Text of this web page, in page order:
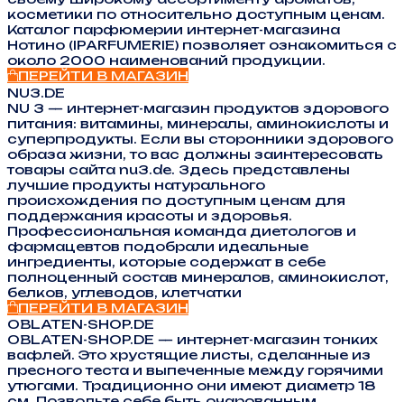
косметики по относительно доступным ценам.
Каталог парфюмерии интернет-магазина
Нотино (IPARFUMERIE) позволяет ознакомиться с
около 2000 наименований продукции.
ПЕРЕЙТИ В МАГАЗИН
NU3.DE
NU 3 — интернет-магазин продуктов здорового
питания: витамины, минералы, аминокислоты и
суперпродукты. Если вы сторонники здорового
образа жизни, то вас должны заинтересовать
товары сайта nu3.de. Здесь представлены
лучшие продукты натурального
происхождения по доступным ценам для
поддержания красоты и здоровья.
Профессиональная команда диетологов и
фармацевтов подобрали идеальные
ингредиенты, которые содержат в себе
полноценный состав минералов, аминокислот,
белков, углеводов, клетчатки
ПЕРЕЙТИ В МАГАЗИН
OBLATEN-SHOP.DE
OBLATEN-SHOP.DE — интернет-магазин тонких
вафлей. Это хрустящие листы, сделанные из
пресного теста и выпеченные между горячими
утюгами. Традиционно они имеют диаметр 18